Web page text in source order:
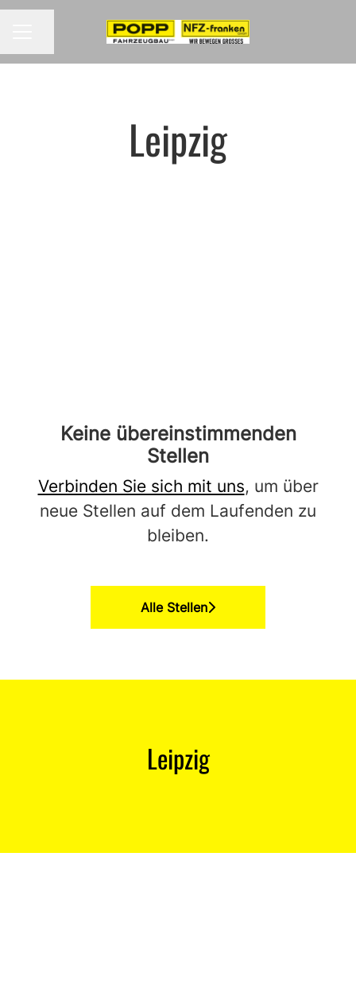
Leipzig
Keine übereinstimmenden
Stellen
Verbinden Sie sich mit uns, um über
neue Stellen auf dem Laufenden zu
bleiben.
Alle Stellen
Leipzig